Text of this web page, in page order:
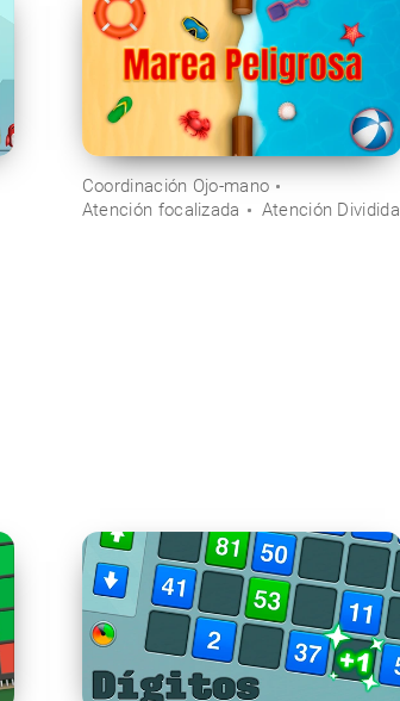
Coordinación Ojo-mano
Atención focalizada
Atención Dividida